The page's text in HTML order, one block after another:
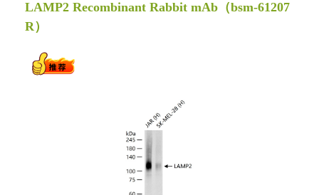
LAMP2 Recombinant Rabbit mAb （bsm-61207
R）